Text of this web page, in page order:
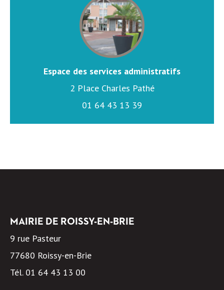
Espace des services administratifs
2 Place Charles Pathé
01 64 43 13 39
MAIRIE DE ROISSY-EN-BRIE
9 rue Pasteur
77680 Roissy-en-Brie
Tél. 01 64 43 13 00